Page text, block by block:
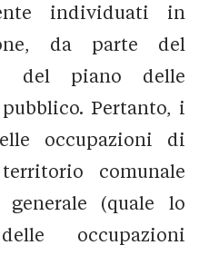
individuati in
da parte del
del piano delle
Pertanto, i
occupazioni di
comunale
(quale lo
occupazioni